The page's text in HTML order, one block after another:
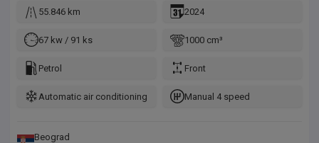
55.846 km 2024
67 kw / 91 ks 1000 cm³
Petrol Front
Automatic air conditioning Manual 4 speed
Beograd